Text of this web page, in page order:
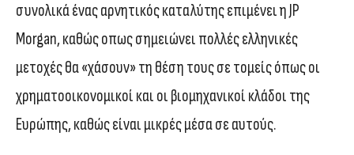
συνολικά ένας αρνητικός καταλύτης επιμένει η JP
Morgan, καθώς οπως σημειώνει πολλές ελληνικές
μετοχές θα «χάσουν» τη θέση τους σε τομείς όπως οι
χρηματοοικονομικοί και οι βιομηχανικοί κλάδοι της
Ευρώπης, καθώς είναι μικρές μέσα σε αυτούς.